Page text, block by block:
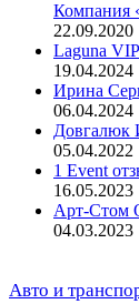
Компания
22.09.2020
Laguna
19.04.2024
Ирина
06.04.2024
Довгалюк
05.04.2022
1 Event
16.05.2023
Арт-Стом
04.03.2023
Авто и